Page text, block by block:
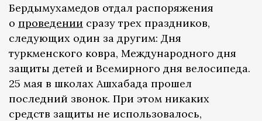
Бердымухамедов отдал распоряжения
о проведении сразу трех праздников,
следующих один за другим: Дня
туркменского ковра, Международного дня
защиты детей и Всемирного дня велосипеда.
25 мая в школах Ашхабада прошел
последний звонок. При этом никаких
средств защиты не использовалось,